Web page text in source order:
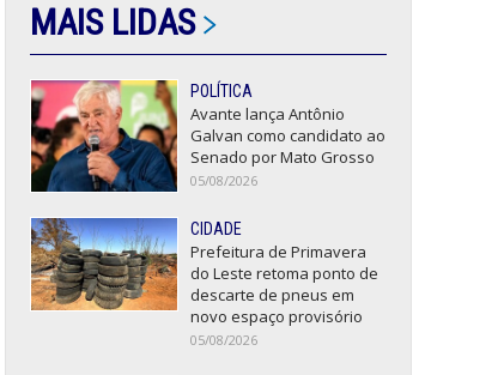
MAIS LIDAS
POLÍTICA
Avante lança Antônio
Galvan como candidato ao
Senado por Mato Grosso
05/08/2026
CIDADE
Prefeitura de Primavera
do Leste retoma ponto de
descarte de pneus em
novo espaço provisório
05/08/2026